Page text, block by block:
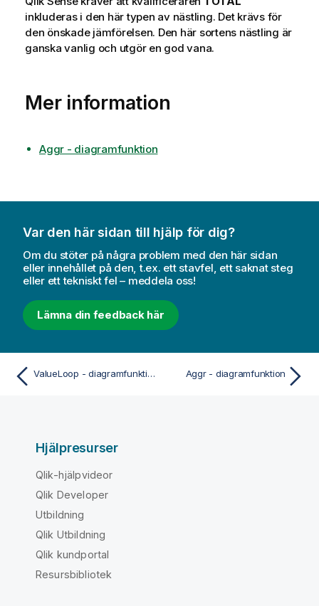
o
n
inkluderas i den här typen av nästling. Det krävs för
den önskade jämförelsen. Den här sortens nästling är
ganska vanlig och utgör en god vana.
Mer information
Aggr - diagramfunktion
Var den här sidan till hjälp för dig?
Om du stöter på några problem med den här sidan
eller innehållet på den, t.ex. ett stavfel, ett saknat steg
eller ett tekniskt fel – meddela oss!
Lämna din feedback här
ValueLoop - diagramfunktion Aggr - diagramfunktion
Hjälpresurser
Qlik-hjälpvideor
Qlik Developer
Utbildning
Qlik Utbildning
Qlik kundportal
Resursbibliotek